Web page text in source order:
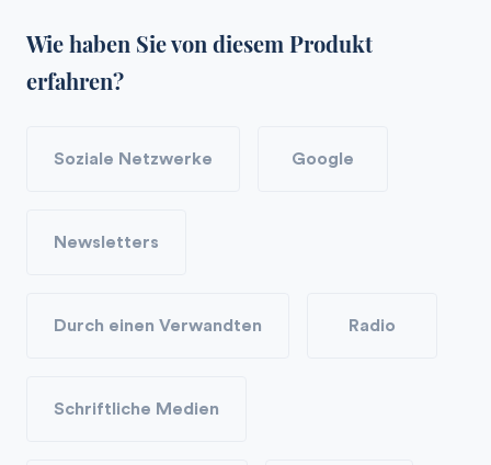
Wie haben Sie von diesem Produkt
erfahren?
Soziale Netzwerke Google
Newsletters
Durch einen Verwandten Radio
Schriftliche Medien